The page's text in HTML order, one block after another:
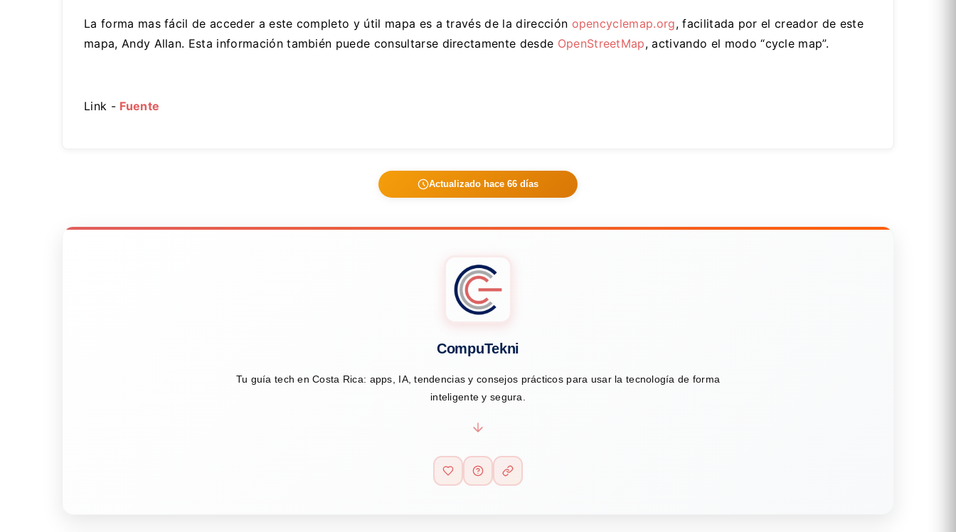
La forma mas fácil de acceder a este completo y útil mapa es a través de la dirección opencyclemap.org, facilitada por el creador de este
mapa, Andy Allan. Esta información también puede consultarse directamente desde OpenStreetMap, activando el modo “cycle map”.
Link - Fuente
Actualizado hace 66 días
CompuTekni
Tu guía tech en Costa Rica: apps, IA, tendencias y consejos prácticos para usar la tecnología de forma
inteligente y segura.